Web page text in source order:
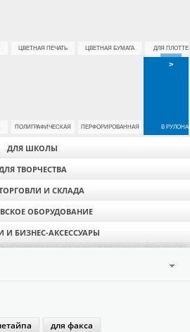
ДЛЯ ШКОЛЫ
ТВОРЧЕСТВА
И СКЛАДА
ОБОРУДОВАНИЕ
И БИЗНЕС-АКСЕССУАРЫ
ЦВЕТНАЯ ПЕЧАТЬ ЦВЕТНАЯ БУМАГА ДЛЯ
ПОЛИГРАФИЧЕСКАЯ ПЕРФОРИРОВАННАЯ В
>
для факса